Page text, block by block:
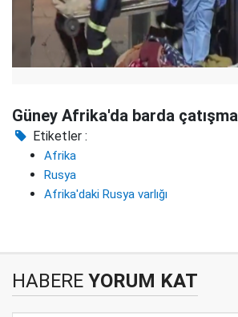
Güney Afrika'da barda
Etiketler :
Afrika
Rusya
Afrika'daki Rusya varlığı
HABERE YORUM KAT